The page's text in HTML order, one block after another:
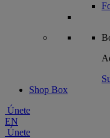
Shop Box
Únete
EN
Únete